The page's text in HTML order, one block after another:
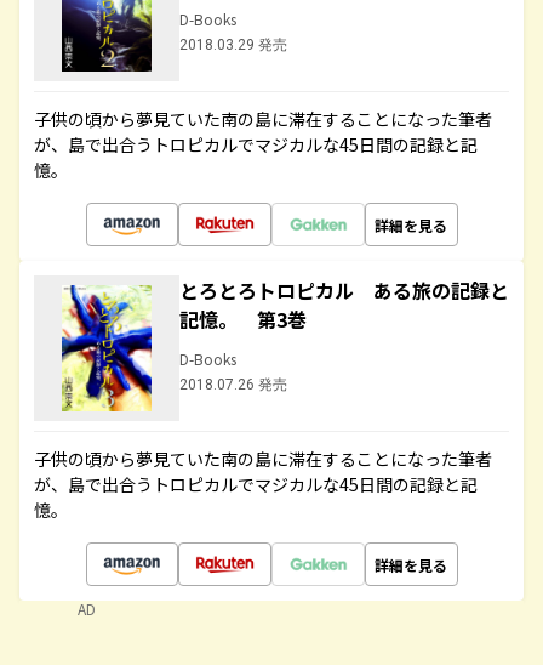
D-Books
2018.03.29 発売
子供の頃から夢見ていた南の島に滞在することになった筆者
が、島で出合うトロピカルでマジカルな45日間の記録と記
憶。
詳細を見る
とろとろトロピカル ある旅の記録と
記憶。 第3巻
D-Books
2018.07.26 発売
子供の頃から夢見ていた南の島に滞在することになった筆者
が、島で出合うトロピカルでマジカルな45日間の記録と記
憶。
詳細を見る
AD